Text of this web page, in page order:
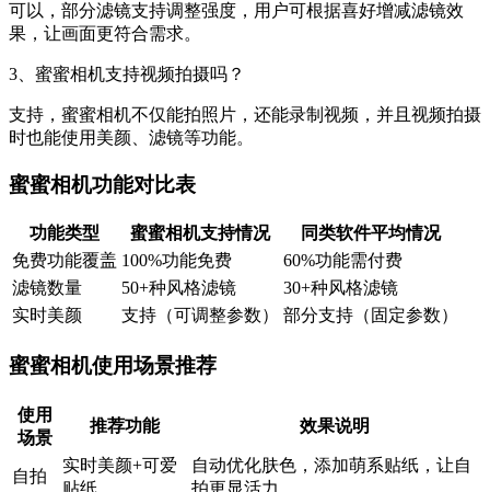
可以，部分滤镜支持调整强度，用户可根据喜好增减滤镜效
果，让画面更符合需求。
3、蜜蜜相机支持视频拍摄吗？
支持，蜜蜜相机不仅能拍照片，还能录制视频，并且视频拍摄
时也能使用美颜、滤镜等功能。
蜜蜜相机功能对比表
功能类型 蜜蜜相机支持情况
同类软件平均情况
免费功能覆盖 100%功能免费
60%功能需付费
滤镜数量
50+种风格滤镜
30+种风格滤镜
实时美颜
支持（可调整参数） 部分支持（固定参数）
蜜蜜相机使用场景推荐
使用
场景
推荐功能 效果说明
自拍
实时美颜+可爱
贴纸
自动优化肤色，添加萌系贴纸，让自
拍更显活力